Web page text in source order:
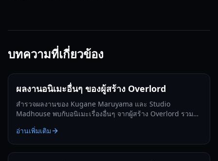
บทความที่เกี่ยวข้อง
ผลงานอนิเมะอื่นๆ ของผู้สร้าง Overlord
สำรวจผลงานของ Kugane Maruyama และ Studio
Madhouse พบกับอนิเมะเรื่องอื่นๆ จากผู้สร้าง Overlord รวมถึง
อ่านเพิ่มเติม